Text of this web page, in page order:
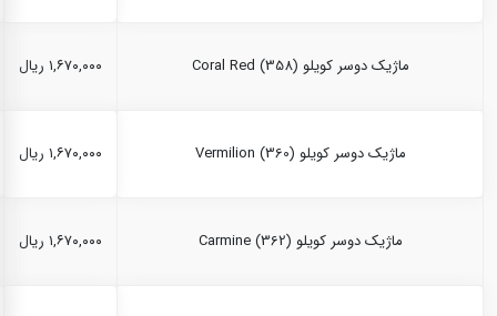
ماژیک دوسر کویلو Coral Red (358) ۱,۶۷۰,۰۰۰ ریال
ماژیک دوسر کویلو Vermilion (360) ۱,۶۷۰,۰۰۰ ریال
ماژیک دوسر کویلو Carmine (362) ۱,۶۷۰,۰۰۰ ریال